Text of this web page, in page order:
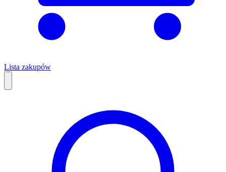
Lista zakupów